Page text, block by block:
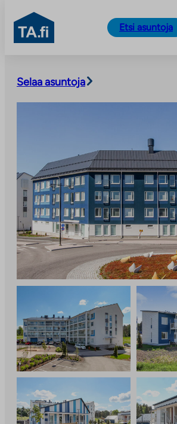
sisältöön
TA.fi
Etsi asuntoja
Selaa asuntoja